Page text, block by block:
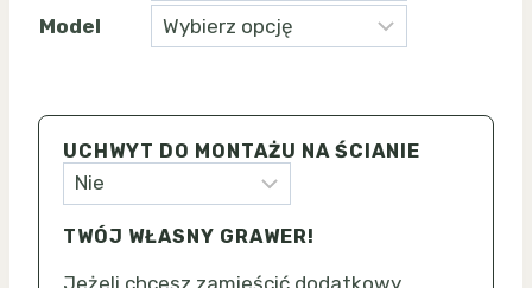
Model
UCHWYT DO MONTAŻU NA ŚCIANIE
TWÓJ WŁASNY GRAWER!
Jeżeli chcesz zamieścić dodatkowy